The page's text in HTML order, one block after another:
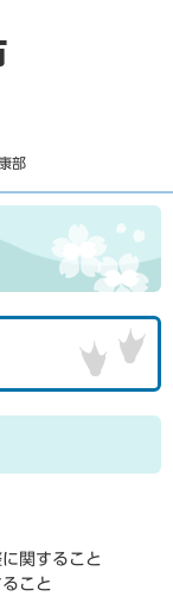
部
関すること
こと